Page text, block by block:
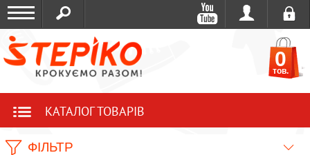
0
тов.
КАТАЛОГ ТОВАРІВ
ФІЛЬТР